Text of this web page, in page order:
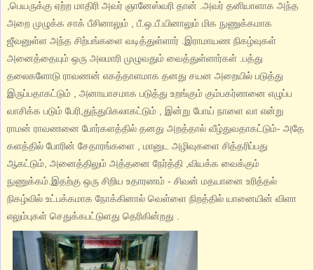
,பெயருக்கு ஏற்ற மாதிரி அவர் ஞானேஸ்வரி தான் .அவர் தனியாளாக அந்த
அறை முழுக்க சாக் பீசினாலும் , பீ.ஒ.பீ.யினாலும் மிக நுணுக்கமாக
ஜீவனுள்ள அந்த சிற்பங்களை வடித்துள்ளார் .இராமாயண நிகழ்வுகள்
அனைத்தையும் ஒரு அலமாரி முழுவதும் வைத்துள்ளார்கள் .பத்து
தலைகளோடு ராவணன் எகத்தாளமாக தனது சயன அறையில் படுத்து
இருப்பதாகட்டும் , அனாயாசமாக படுத்து உறங்கும் கும்பகர்ணனை எழுப்ப
வாசிக்க படும் பேரி,துந்துபிகலாகட்டும் , இன்று போய் நாளை வா என்று
ராமன் ராவணனை போர்களத்தில் தனது அறத்தால் வீழ்துவதாகட்டும்- அதே
களத்தில் போரின் சேதாரங்களை , மானுட அழிவுகளை சித்தரிப்பது
ஆகட்டும், அனைத்திலும் அத்தனை நேர்த்தி ,வியக்க வைக்கும்
நுணுக்கம்.இதற்கு ஒரு சிறிய உதாரணம் - சிவன் மதயானை உரித்தல்
நிகழ்வில் உட்பக்கமாக நோக்கினால் வெள்ளை நிறத்தில் யானையின் விளா
எலும்புகள் செதுக்கபட்டுளது தெரிகின்றது .